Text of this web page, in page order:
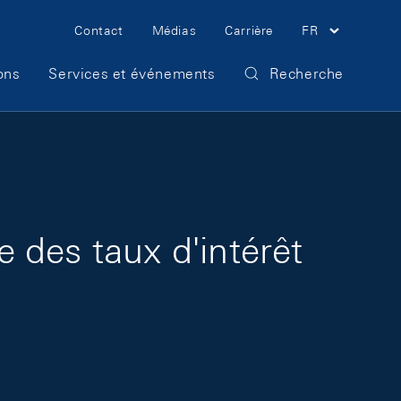
Meta Navigation
Contact Médias Carrière FR
Services et événements Recherche
des taux d'intérêt